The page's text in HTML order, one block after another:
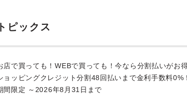
トピックス
店で買っても！WEBで買っても！今なら分割払いがお得
ョッピングクレジット分割48回払いまで金利手数料0%！
間限定 ～2026年8月31日まで